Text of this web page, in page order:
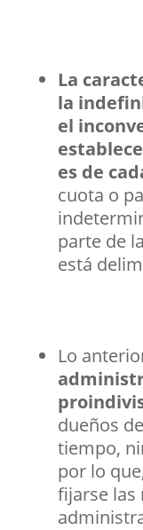
La
la
el
es de
cuota o
parte de
está
Lo
dueños
tiempo,
por lo
fijarse las